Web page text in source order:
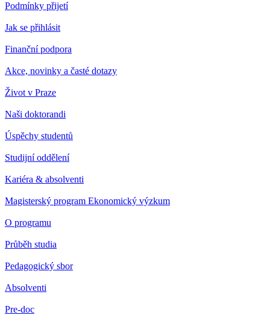
Podmínky přijetí
Jak se přihlásit
Finanční podpora
Akce, novinky a časté dotazy
Život v Praze
Naši doktorandi
Úspěchy studentů
Studijní oddělení
Kariéra & absolventi
Magisterský program Ekonomický výzkum
O programu
Průběh studia
Pedagogický sbor
Absolventi
Pre-doc